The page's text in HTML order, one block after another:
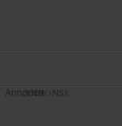
Annonce